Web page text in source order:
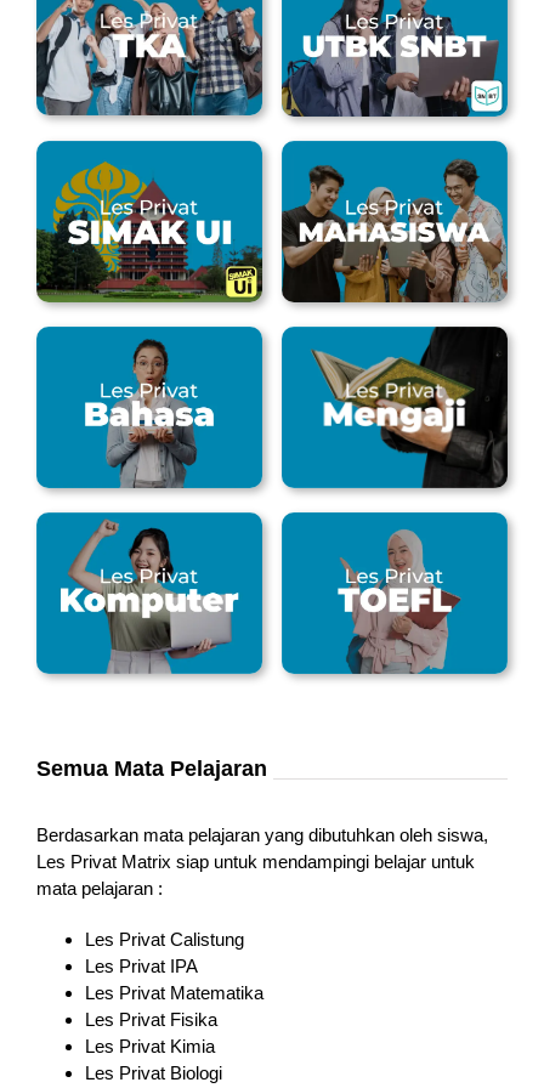
Semua Mata Pelajaran
Berdasarkan mata pelajaran yang dibutuhkan oleh siswa,
Les Privat Matrix siap untuk mendampingi belajar untuk
mata pelajaran :
Les Privat Calistung
Les Privat IPA
Les Privat Matematika
Les Privat Fisika
Les Privat Kimia
Les Privat Biologi